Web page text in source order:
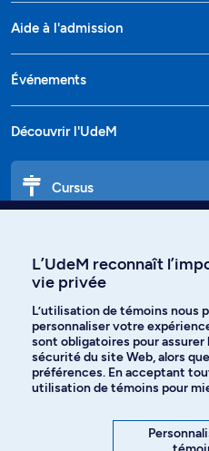
Aide à l'admission
Événements
Découvrir l'UdeM
Cursus
Langues
Facebook
L’UdeM reconnaît
vie privée
L’utilisation de témoins nous
personnaliser votre
sont obligatoires pour
sécurité du site Web, alors
préférences. En acceptant
utilisation de témoins pour